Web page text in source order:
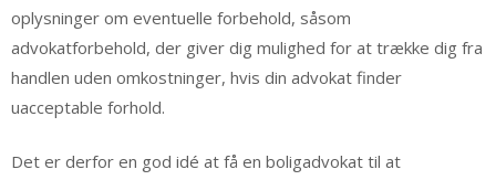
oplysninger om eventuelle forbehold, såsom
advokatforbehold, der giver dig mulighed for at trække dig fra
handlen uden omkostninger, hvis din advokat finder
uacceptable forhold.
Det er derfor en god idé at få en boligadvokat til at